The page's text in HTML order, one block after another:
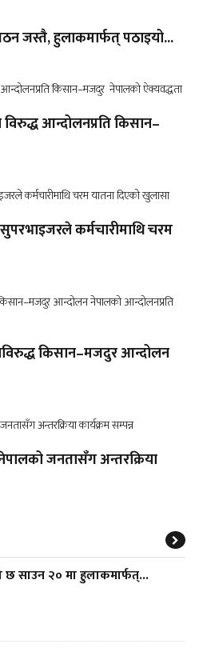
जस्तै, हुलाकमार्फत् पठाइयो...
आन्दोलनप्रति किसान–
कर्मचारीमाथि चरम
किसान–मजदुर आन्दोलन
नेपालको जनतासँग अन्तरक्रिया
छ साउन २० मा हुलाकमार्फत्...